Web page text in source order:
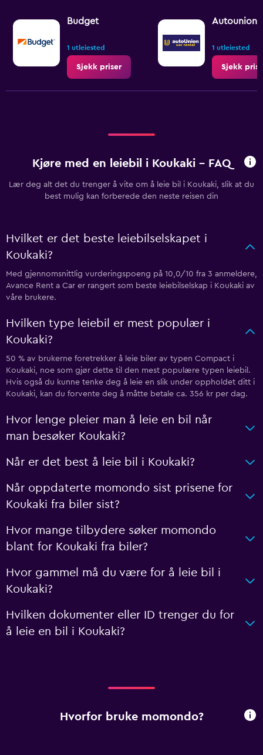
Budget
1 utleiested
Sjekk priser
Autounion
1 utleiested
Sjekk
Kjøre med en leiebil i Koukaki - FAQ
Lær deg alt det du trenger å vite om å leie bil i Koukaki, slik at du
best mulig kan forberede den neste reisen din
Hvilket er det beste leiebilselskapet i
Koukaki?
Med gjennomsnittlig vurderingspoeng på 10,0/10 fra 3 anmeldere,
Avance Rent a Car er rangert som beste leiebilselskap i Koukaki av
våre brukere.
Hvilken type leiebil er mest populær i
Koukaki?
50 % av brukerne foretrekker å leie biler av typen Compact i
Koukaki, noe som gjør dette til den mest populære typen leiebil.
Hvis også du kunne tenke deg å leie en slik under oppholdet ditt i
Koukaki, kan du forvente deg å måtte betale ca. 356 kr per dag.
Hvor lenge pleier man å leie en bil når
man besøker Koukaki?
Når er det best å leie bil i Koukaki?
Når oppdaterte momondo sist prisene for
Koukaki fra biler sist?
Hvor mange tilbydere søker momondo
blant for Koukaki fra biler?
Hvor gammel må du være for å leie bil i
Koukaki?
Hvilken dokumenter eller ID trenger du for
å leie en bil i Koukaki?
Hvorfor bruke momondo?